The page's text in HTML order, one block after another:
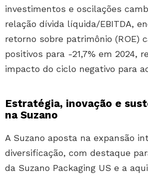
investimentos e oscilações
relação dívida líquida/EBITDA,
retorno sobre patrimônio (ROE)
positivos para -21,7% em 2024,
impacto do ciclo negativo para
Estratégia, inovação e
na Suzano
A Suzano aposta na expansão
diversificação, com destaque
da Suzano Packaging US e a